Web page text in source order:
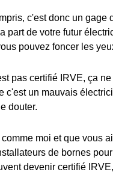
c'est donc un gage
part de votre futur
pouvez foncer les
pas certifié IRVE, ça
c'est un mauvais
douter.
moi et que vous
de bornes
devenir certifié